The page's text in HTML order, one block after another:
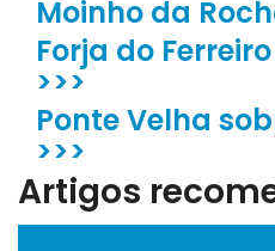
Moinho da
Forja do
>>>
Ponte Velha
>>>
Artigos